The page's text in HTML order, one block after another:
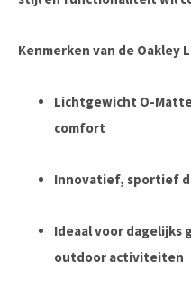
Kenmerken van de Oakley
Lichtgewicht O-
comfort
Innovatief, sportief
Ideaal voor
outdoor activiteiten